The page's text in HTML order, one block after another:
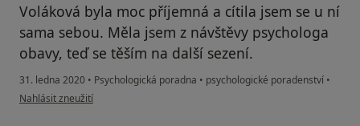
Voláková byla moc příjemná a cítila jsem se u ní
sama sebou. Měla jsem z návštěvy psychologa
obavy, teď se těším na další sezení.
31. ledna 2020 • Psychologická poradna • psychologické poradenství •
podle názoru uživatele Váš účet byl odstraněn
Nahlásit zneužití